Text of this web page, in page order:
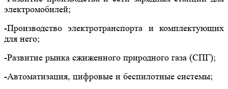
электромобилей;
-Производство электротранспорта и комплектующих
для него;
-Развитие рынка сжиженного природного газа (СПГ);
-Автоматизация, цифровые и беспилотные системы;